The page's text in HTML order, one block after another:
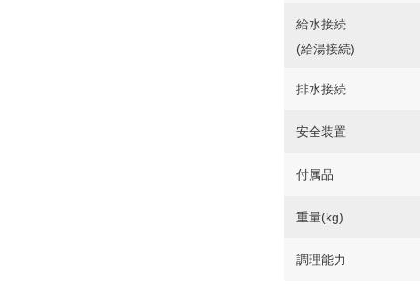
給水接続
(給湯接続)
排水接続
安全装置
付属品
重量(kg)
調理能力